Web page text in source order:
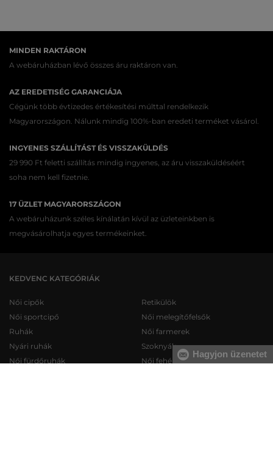
MINDEN RAKTÁRON
A webáruházban lévő összes áru raktáron van.
AZ EREDETISÉG GARANCIÁJA
Cégünk több évtizedes értékesítési múlttal rendelkezik
Magyarországon. Nálunk mindig 100%-ban eredeti terméket vásárol.
INGYENES SZÁLLÍTÁST ÉS VISSZAKÜLDÉS
29 990 Ft feletti szállítás mindig ingyenes, az áru visszaküldéséért
soha nem kell fizetnie.
17 ÜZLET MAGYARORSZÁGON
A webáruházunk széles kínálatán kívül az üzleteinkben is
megvásárolhatja egyes termékeinket.
KEDVENC KATEGÓRIÁK
Női cipők
Női sportcipő
Ruhák
Nyári ruhák
Női fürdőruhák
Retikülök
Női melegítőfelsők
Női farmerek
Szoknyák
Női fehérneműk
Hagyjon üzenetet